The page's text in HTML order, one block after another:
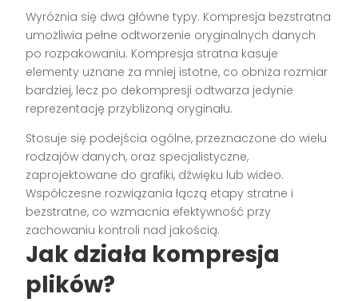
Wyróżnia się dwa główne typy. Kompresja bezstratna
umożliwia pełne odtworzenie oryginalnych danych
po rozpakowaniu. Kompresja stratna kasuje
elementy uznane za mniej istotne, co obniża rozmiar
bardziej, lecz po dekompresji odtwarza jedynie
reprezentację przybliżoną oryginału.
Stosuje się podejścia ogólne, przeznaczone do wielu
rodzajów danych, oraz specjalistyczne,
zaprojektowane do grafiki, dźwięku lub wideo.
Współczesne rozwiązania łączą etapy stratne i
bezstratne, co wzmacnia efektywność przy
zachowaniu kontroli nad jakością.
Jak działa kompresja
plików?